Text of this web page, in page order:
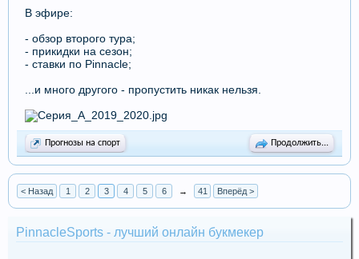
В эфире:
- обзор второго тура;
- прикидки на сезон;
- ставки по Pinnacle;
...и много другого - пропустить никак нельзя.
Продолжить...
Прогнозы на спорт
< Назад 1 2 3 4 5 6 → 41 Вперёд >
PinnacleSports - лучший онлайн букмекер